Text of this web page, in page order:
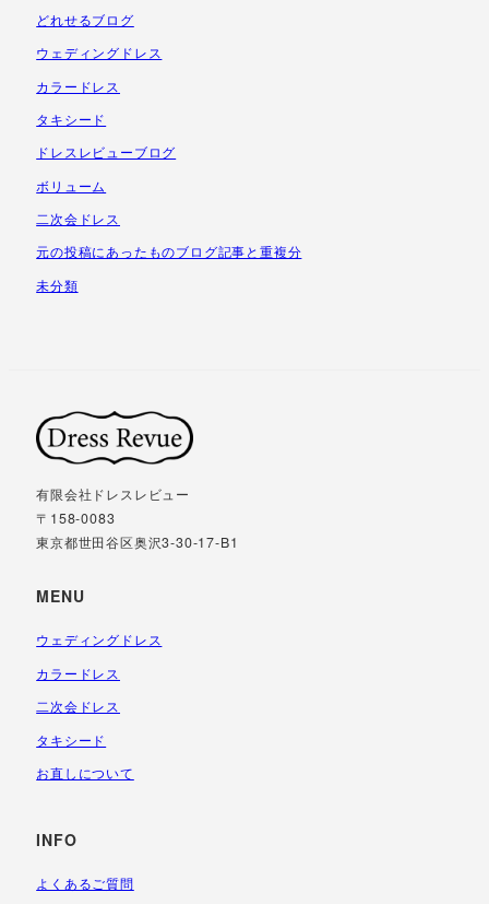
ブ
どれせるブログ
ウェディングドレス
カラードレス
タキシード
ドレスレビューブログ
ボリューム
二次会ドレス
元の投稿にあったものブログ記事と重複分
未分類
有限会社ドレスレビュー
〒158-0083
東京都世田谷区奥沢3-30-17-B1
MENU
ウェディングドレス
カラードレス
二次会ドレス
タキシード
お直しについて
INFO
よくあるご質問